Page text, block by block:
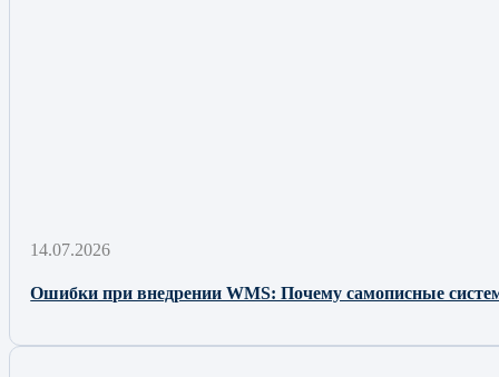
14.07.2026
Ошибки при внедрении WMS: Почему самописные